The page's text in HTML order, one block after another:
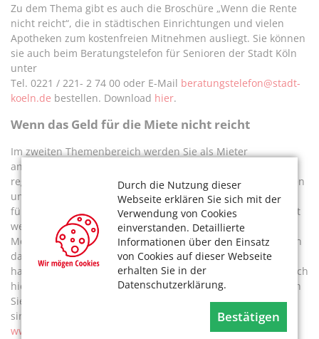
Durch die Nutzung dieser
Webseite erklären Sie sich mit der
Verwendung von Cookies
einverstanden. Detaillierte
Informationen über den Einsatz
von Cookies auf dieser Webseite
erhalten Sie in der
Datenschutzerklärung.
Bestätigen
Zu dem Thema gibt es auch die Broschüre „Wenn die Rente
nicht reicht“, die in städtischen Einrichtungen und vielen
Apotheken zum kostenfreien Mitnehmen ausliegt. Sie können
sie auch beim Beratungstelefon für Senioren der Stadt Köln
unter
Tel. 0221 / 221- 2 74 00 oder E-Mail beratungstelefon@stadt-
koeln.de bestellen. Download hier.
Wenn das Geld für die Miete nicht reicht
Im zweiten Themenbereich werden Sie als Mieter
angesprochen, wenn Sie Schwierigkeiten mit den
regelmäßigen Mietzahlungen haben. Steigende Nebenkosten
und Energiekosten, hohe Lebenshaltungskosten insgesamt
führen manchmal dazu, dass knappe Einkommen umverteilt
werden. Mit dem Gedanken, die Miete dann im nächsten
Monat auszugleichen, wird einen Monat nicht gezahlt. Wenn
das nicht wieder aufgefangen wird, kann das fatale Folgen
haben- bis hin zum Wohnungsverlust. Zum Glück gibt es auch
hier finanzielle Hilfen des Staates. Bei der Stadt Köln können
Sie Wohngeld und Einzelfallhilfen beantragen. Welche das
sind und wo es Beratung gibt, erfahren Sie ebenfalls bei
www.gute-quellen.koeln.